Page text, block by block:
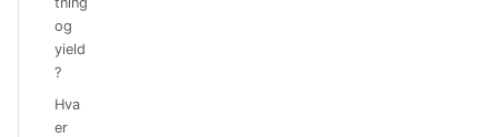
og
yield
?
Hva
er